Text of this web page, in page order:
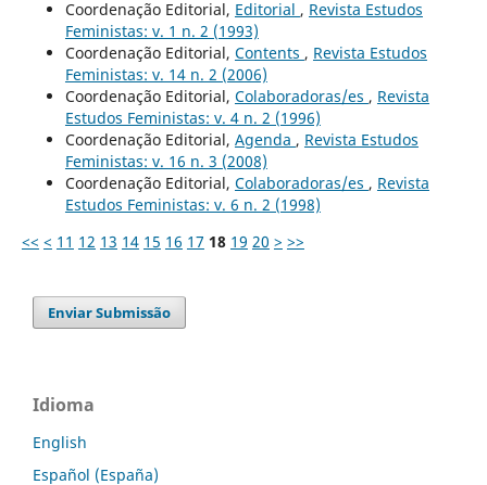
Coordenação Editorial, Editorial , Revista Estudos
Feministas: v. 1 n. 2 (1993)
Coordenação Editorial, Contents , Revista Estudos
Feministas: v. 14 n. 2 (2006)
Coordenação Editorial, Colaboradoras/es , Revista
Estudos Feministas: v. 4 n. 2 (1996)
Coordenação Editorial, Agenda , Revista Estudos
Feministas: v. 16 n. 3 (2008)
Coordenação Editorial, Colaboradoras/es , Revista
Estudos Feministas: v. 6 n. 2 (1998)
<< < 11 12 13 14 15 16 17 18 19 20 > >>
Enviar Submissão
Idioma
English
Español (España)